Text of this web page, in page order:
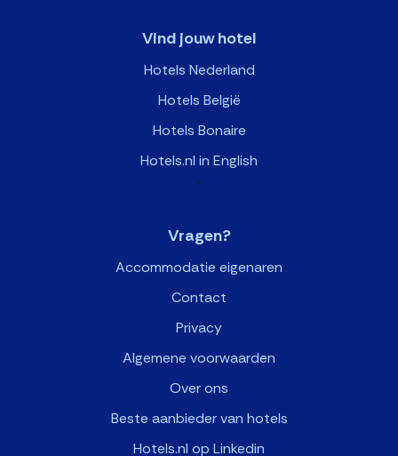
Vind jouw hotel
Hotels Nederland
Hotels België
Hotels Bonaire
Hotels.nl in English
>
Vragen?
Accommodatie eigenaren
Contact
Privacy
Algemene voorwaarden
Over ons
Beste aanbieder van hotels
Hotels.nl op Linkedin